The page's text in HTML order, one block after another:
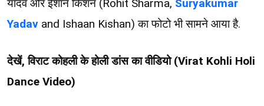
यादव और ईशान किशन (Rohit Sharma, Suryakumar
Yadav and Ishaan Kishan) का फोटो भी सामने आया है.
देखें, विराट कोहली के होली डांस का वीडियो (Virat Kohli Holi
Dance Video)